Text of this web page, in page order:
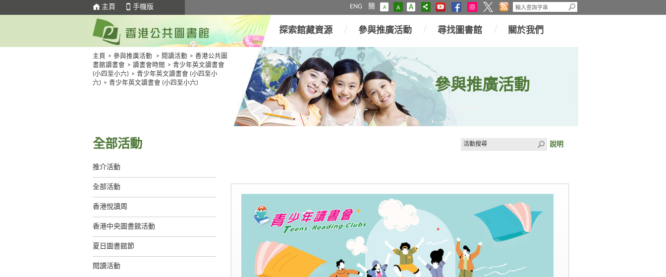
主頁 手機版 ENG 簡 A A A
探索館藏資源 參與推廣活動 尋找圖書館 關於我們
主頁 > 參與推廣活動 > 閱讀活動 > 香港公共圖
書館讀書會 > 讀書會時間 > 青少年英文讀書會
(小四至小六) > 青少年英文讀書會 (小四至小
六) > 青少年英文讀書會 (小四至小六) 參與推廣活動
全部活動
推介活動
全部活動
香港悅讀周
香港中央圖書館活動
夏日圖書館節
閱讀活動
說明